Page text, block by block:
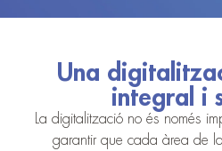
Una
integral i
La digitalització no és només
garantir que cada àrea de